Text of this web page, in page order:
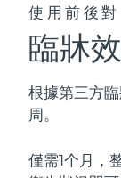
使用前後對
臨牀
根據第三方
周。
僅需1个月，
荷蘭
紐西蘭
挪威